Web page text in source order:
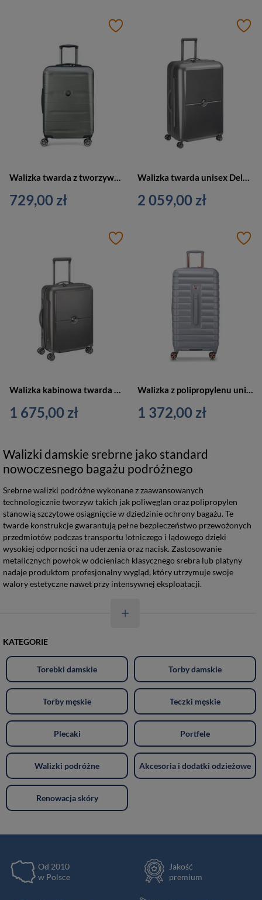
Walizka twarda z tworzywa unisex Delsey Comete Plus walizka średnia srebrna
729,00 zł
Walizka twarda unisex Delsey Turenne duża srebrna
2 059,00 zł
1 675,00 zł 1 372,00 zł
Walizki damskie srebrne jako standard
nowoczesnego bagażu podróżnego
Srebrne walizki podróżne wykonane z zaawansowanych
technologicznie tworzyw takich jak poliwęglan oraz polipropylen
stanowią szczytowe osiągnięcie w dziedzinie ochrony bagażu. Te
twarde konstrukcje gwarantują pełne bezpieczeństwo przewożonych
przedmiotów podczas transportu lotniczego i lądowego dzięki
wysokiej odporności na uderzenia oraz nacisk. Zastosowanie
metalicznych powłok w odcieniach klasycznego srebra lub platyny
nadaje produktom profesjonalny wygląd, który utrzymuje swoje
walory estetyczne nawet przy intensywnej eksploatacji.
KATEGORIE
Torebki damskie Torby damskie
Torby męskie Teczki męskie
Plecaki Portfele
Walizki podróżne Akcesoria i dodatki odzieżowe
Renowacja skóry
Od 2010
w Polsce
Jakość
premium